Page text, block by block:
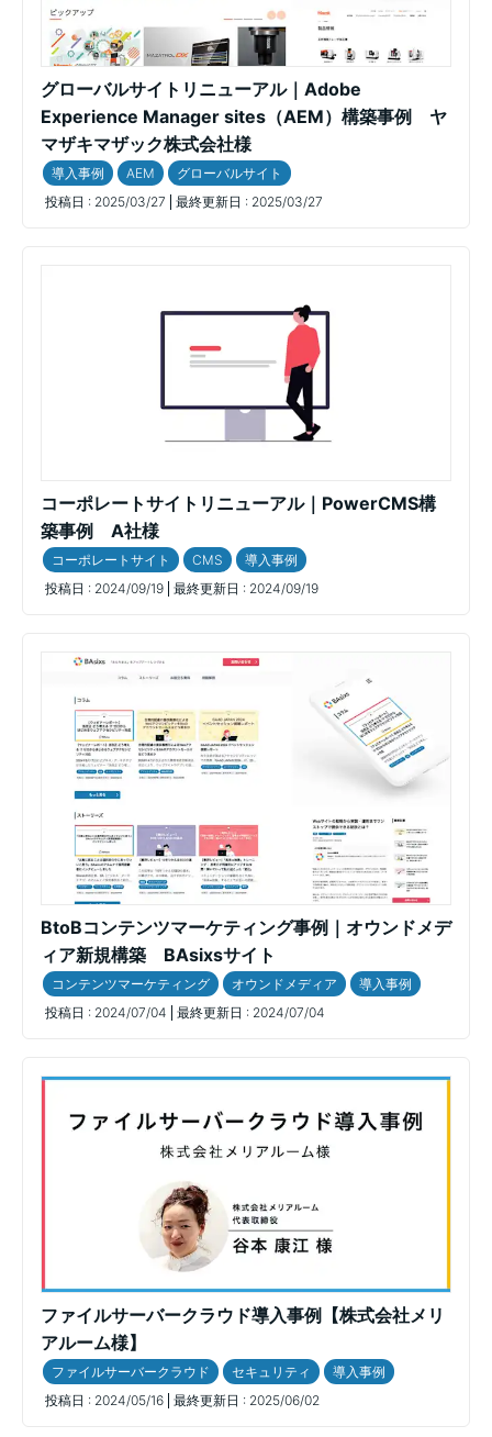
グローバルサイトリニューアル｜Adobe
Experience Manager sites（AEM）構築事例 ヤ
マザキマザック株式会社様
導入事例 AEM
グローバルサイト
投稿日 : 2025/03/27 最終更新日 : 2025/03/27
コーポレートサイトリニューアル｜PowerCMS構
築事例 A社様
コーポレートサイト CMS
導入事例
投稿日 : 2024/09/19 最終更新日 : 2024/09/19
BtoBコンテンツマーケティング事例｜オウンドメデ
ィア新規構築 BAsixsサイト
コンテンツマーケティング オウンドメディア
導入事例
投稿日 : 2024/07/04 最終更新日 : 2024/07/04
ファイルサーバークラウド導入事例【株式会社メリ
アルーム様】
ファイルサーバークラウド セキュリティ
導入事例
投稿日 : 2024/05/16 最終更新日 : 2025/06/02